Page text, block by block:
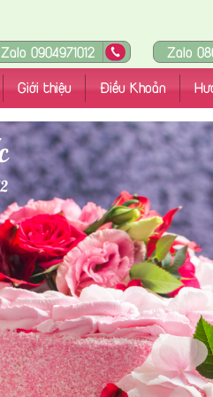
Zalo 0904971012 Zalo
Giới thiệu Điều Khoản